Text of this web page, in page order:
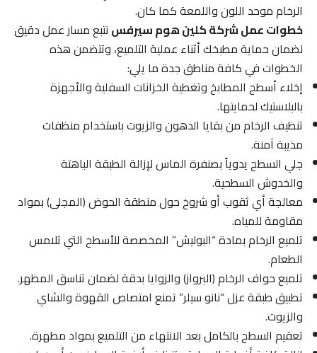
الرخام موحد اللون واللمعة كما كان.
خطوات عمل شركة كلين هوم سيرفسنتبع مسار عمل دقيق
لضمان حماية مطبخك أثناء عملية التلميع، وتتضمن هذه
الخطوات في كافة مناطق جدة ما يلي:
إخلاء أسطح المطابخ وتغطية الخزانات السفلية والأجهزة
بالبلاستيك لحمايتها.
تنظيف الرخام من بقايا الدهون والزيوت باستخدام منظفات
مذيبة آمنة.
جلي السطح يدوياً بصنفرة الماس لإزالة الطبقة الباهتة
والخدوش السطحية.
معالجة أي ثقوب أو شروخ حول منطقة الحوض (المجلى) بمواد
مقاومة للمياه.
تلميع الرخام بمادة “البوليش” المخصصة للأسطح التي تلامس
الطعام.
تلميع حواف الرخام (البرواز) والزوايا بدقة لضمان تناسق المظهر.
تطبيق طبقة عزل “نانو سيلر” تمنع امتصاص القهوة والشاي
والزيوت.
تعقيم السطح بالكامل بعد الانتهاء من التلميع بمواد مطهرة.